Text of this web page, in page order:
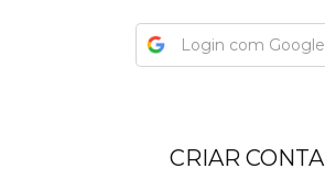
Login com Google
CRIAR CONTA